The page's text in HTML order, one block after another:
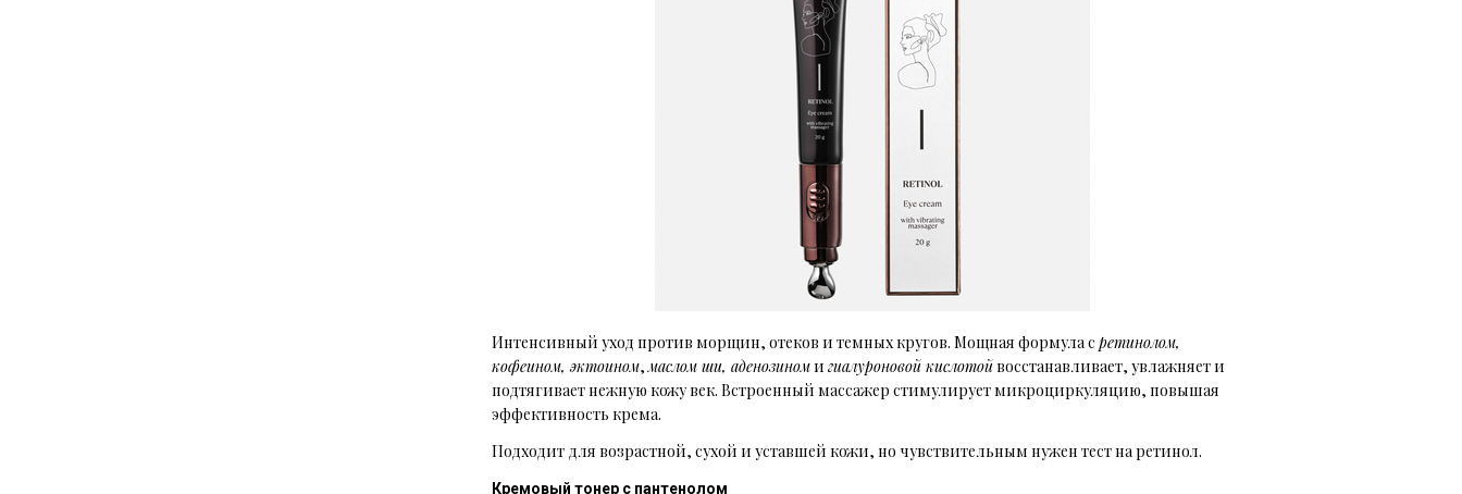
Интенсивный уход против морщин, отеков и темных кругов. Мощная формула с ретинолом,
кофеином, эктоином,маслом ши, аденозиноми гиалуроновой кислотойвосстанавливает, увлажняет и
подтягивает нежную кожу век. Встроенный массажер стимулирует микроциркуляцию, повышая
эффективность крема.
Подходит для возрастной, сухой и уставшей кожи, но чувствительным нужен тест на ретинол.
Кремовый тонер с пантенолом